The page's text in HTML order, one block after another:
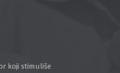
koji stimuliše